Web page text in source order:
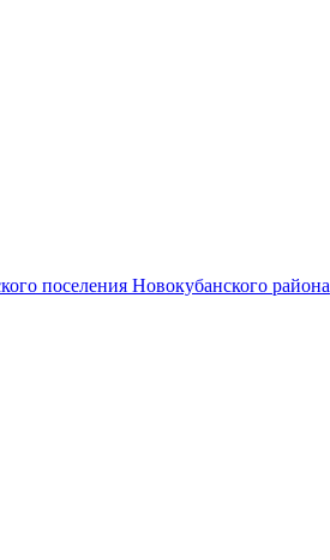
поселения Новокубанского района